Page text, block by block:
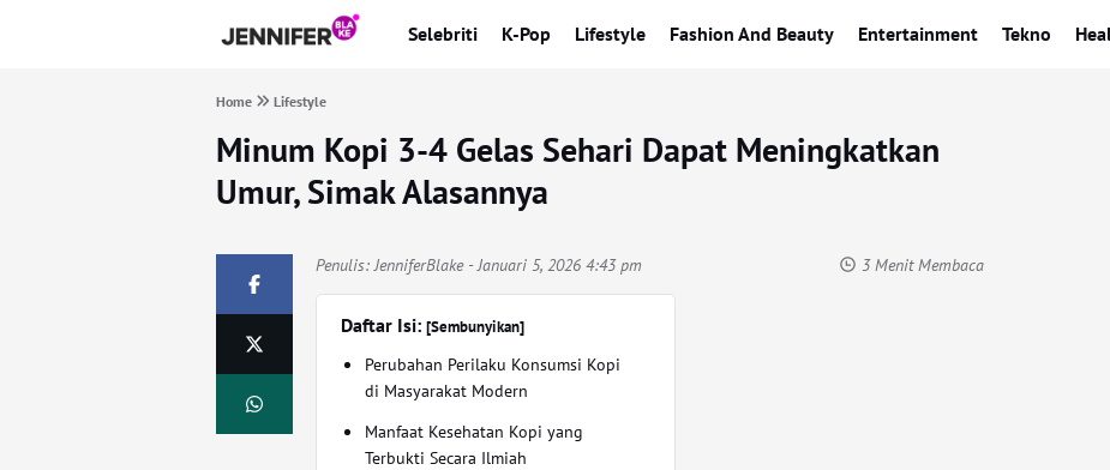
Selebriti K-Pop Lifestyle Fashion And Beauty Entertainment Tekno
Home Lifestyle
Minum Kopi 3-4 Gelas Sehari Dapat Meningkatkan
Umur, Simak Alasannya
Penulis:JenniferBlake- Januari 5, 2026 4:43 pm 3 Menit Membaca
Daftar Isi:[Sembunyikan]
Perubahan Perilaku Konsumsi Kopi
di Masyarakat Modern
Manfaat Kesehatan Kopi yang
Terbukti Secara Ilmiah